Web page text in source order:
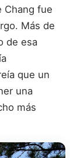
Chang fue
Más de
de esa
que un
una
más